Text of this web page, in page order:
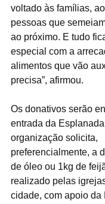
voltado às famílias,
pessoas que
ao próximo. E tudo
especial com a
alimentos que vão
precisa”, afirmou.
Os donativos serão
entrada da
organização solicita,
preferencialmente, a
de óleo ou 1kg de
realizado pelas
cidade, com apoio da